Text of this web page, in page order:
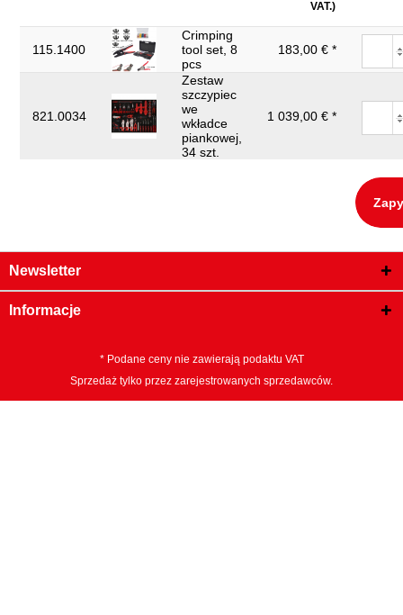
VAT.)
115.1400
Crimping
tool set, 8
pcs
183,00 € *
821.0034
Zestaw
szczypiec
we
wkładce
piankowej,
34 szt.
1 039,00 € *
Newsletter
Informacje
* Podane ceny nie zawierają podaktu VAT
Sprzedaż tylko przez zarejestrowanych sprzedawców.